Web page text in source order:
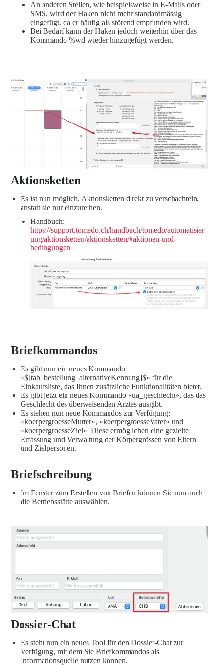
An anderen Stellen, wie beispielsweise in E-Mails oder
SMS, wird der Haken nicht mehr standardmässig
eingefügt, da er häufig als störend empfunden wird.
Bei Bedarf kann der Haken jedoch weiterhin über das
Kommando %wd wieder hinzugefügt werden.
Aktionsketten
Es ist nun möglich, Aktionsketten direkt zu verschachteln,
anstatt sie nur einzureihen.
Handbuch:
https://support.tomedo.ch/handbuch/tomedo/automatisier
ung/aktionsketten/aktionsketten/#aktionen-und-
bedingungen
Briefkommandos
Es gibt nun ein neues Kommando
«$[tab_bestellung_alternativeKennung]$» für die
Einkaufsliste, das Ihnen zusätzliche Funktionalitäten bietet.
Es gibt jetzt ein neues Kommando «ua_geschlecht», das das
Geschlecht des überweisenden Arztes ausgibt.
Es stehen nun neue Kommandos zur Verfügung:
«koerpergroesseMutter», «koerpergroesseVater» und
«koerpergroesseZiel». Diese ermöglichen eine gezielte
Erfassung und Verwaltung der Körpergrössen von Eltern
und Zielpersonen.
Briefschreibung
Im Fenster zum Erstellen von Briefen können Sie nun auch
die Betriebsstätte auswählen.
Dossier-Chat
Es steht nun ein neues Tool für den Dossier-Chat zur
Verfügung, mit dem Sie Briefkommandos als
Informationsquelle nutzen können.